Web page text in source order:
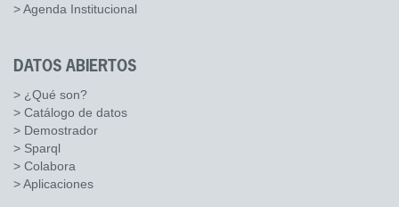
> Agenda Institucional
DATOS ABIERTOS
> ¿Qué son?
> Catálogo de datos
> Demostrador
> Sparql
> Colabora
> Aplicaciones